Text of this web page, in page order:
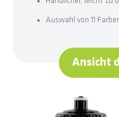
Auswahl von 11
Ansicht